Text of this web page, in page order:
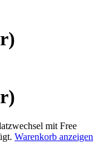
mit Free
Warenkorb anzeigen